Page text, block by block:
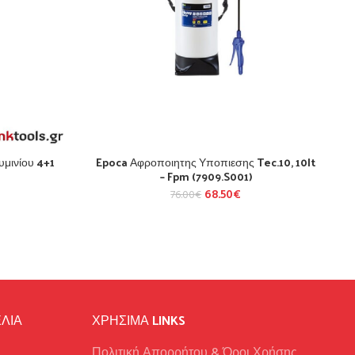
4+1 Epoca Αφροποιητης Υποπιεσης Tec.10, 10lt
– Fpm (7909.S001)
76.00€ 68.50€
ΧΡΉΣΙΜΑ LINKS